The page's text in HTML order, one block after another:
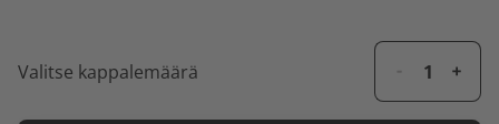
Valitse kappalemäärä